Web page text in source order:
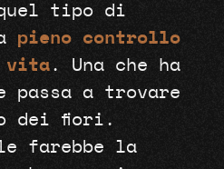
tipo di
pieno controllo
vita. Una che ha
passa a trovare
dei fiori.
farebbe la